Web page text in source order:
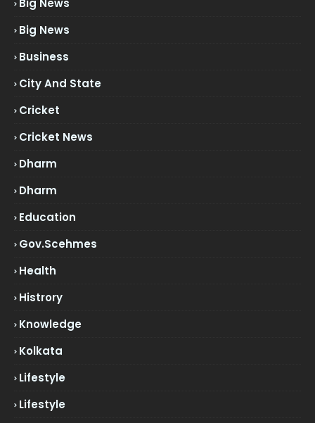
Big News
Big News
Business
City And State
Cricket
Cricket News
Dharm
Dharm
Education
Gov.scehmes
Health
Histrory
Knowledge
Kolkata
Lifestyle
Lifestyle